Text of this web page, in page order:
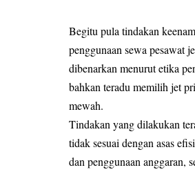
Begitu pula tindakan
penggunaan sewa pesawat
dibenarkan menurut etika
bahkan teradu memilih jet
mewah.
Tindakan yang dilakukan
tidak sesuai dengan asas
dan penggunaan anggaran,